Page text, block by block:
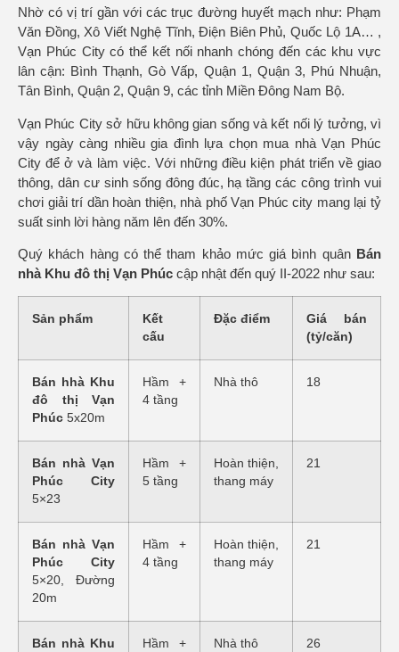
Nhờ có vị trí gần với các trục đường huyết mạch như: Phạm
Văn Đồng, Xô Viết Nghệ Tĩnh, Điện Biên Phủ, Quốc Lộ 1A… ,
Vạn Phúc City có thể kết nối nhanh chóng đến các khu vực
lân cận: Bình Thạnh, Gò Vấp, Quận 1, Quận 3, Phú Nhuận,
Tân Bình, Quận 2, Quận 9, các tỉnh Miền Đông Nam Bộ.
Vạn Phúc City sở hữu không gian sống và kết nối lý tưởng, vì
vậy ngày càng nhiều gia đình lựa chọn mua nhà Vạn Phúc
City để ở và làm việc. Với những điều kiện phát triển về giao
thông, dân cư sinh sống đông đúc, hạ tầng các công trình vui
chơi giải trí dần hoàn thiện, nhà phố Vạn Phúc city mang lại tỷ
suất sinh lời hàng năm lên đến 30%.
Quý khách hàng có thể tham khảo mức giá bình quân Bán
nhà Khu đô thị Vạn Phúc cập nhật đến quý II-2022 như sau:
Sản phẩm
Kết
cấu
Đặc điểm
Giá bán
(tỷ/căn)
Bán hhà Khu
đô thị Vạn
Phúc 5x20m
Hầm +
4 tầng
Nhà thô 18
Bán nhà Vạn
Phúc City
5×23
Hầm +
5 tầng
Hoàn thiện,
thang máy
21
Bán nhà Vạn
Phúc City
5×20, Đường
20m
Hầm +
4 tầng
Hoàn thiện,
thang máy
21
Bán nhà Khu
Hầm +
Nhà thô 26